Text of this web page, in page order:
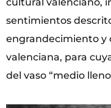
cultural valenciano,
sentimientos
engrandecimiento y
valenciana, para
del vaso “medio